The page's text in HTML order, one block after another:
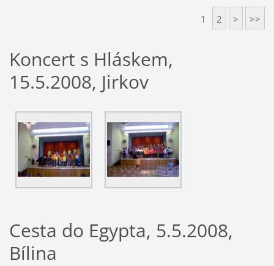
1 2 > >>
Koncert s Hláskem,
15.5.2008, Jirkov
Cesta do Egypta, 5.5.2008,
Bílina